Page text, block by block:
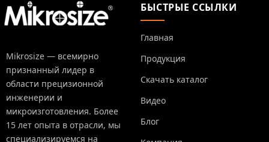
Mikrosize — всемирно
признанный лидер в
области прецизионной
инженерии и
микроизготовления. Более
15 лет опыта в отрасли, мы
специализируемся на
БЫСТРЫЕ ССЫЛКИ
Главная
Продукция
Скачать каталог
Видео
Блог